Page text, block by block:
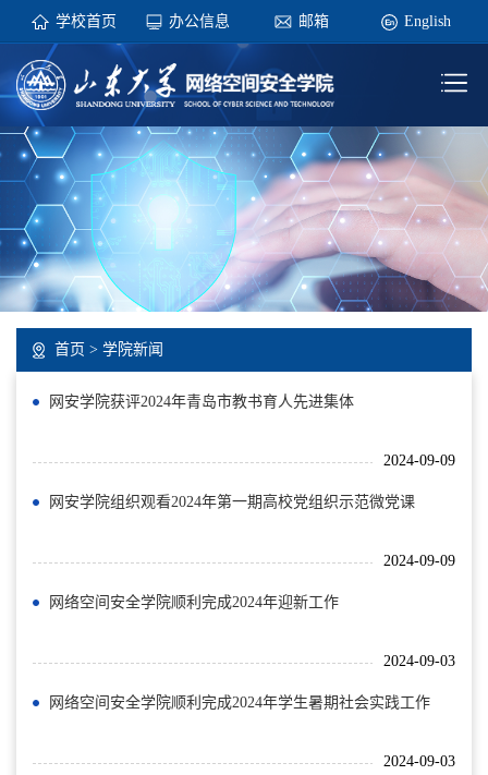
学校首页 办公信息 邮箱 English
首页 > 学院新闻
网安学院获评2024年青岛市教书育人先进集体
2024-09-09
网安学院组织观看2024年第一期高校党组织示范微党课
2024-09-09
网络空间安全学院顺利完成2024年迎新工作
2024-09-03
网络空间安全学院顺利完成2024年学生暑期社会实践工作
2024-09-03